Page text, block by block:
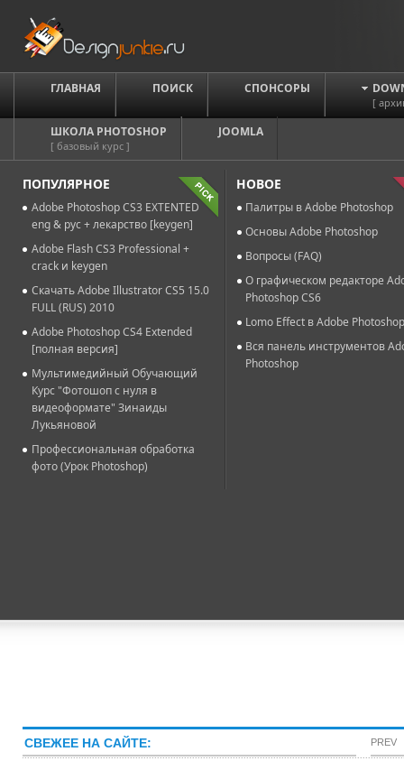
ГЛАВНАЯ ПОИСК СПОНСОРЫ
[
ШКОЛА PHOTOSHOP
[ базовый курс ]
JOOMLA
ПОПУЛЯРНОЕ
Adobe Photoshop CS3 EXTENTED
eng & рус + лекарство [keygen]
Adobe Flash CS3 Professional +
crack и keygen
Скачать Adobe Illustrator CS5 15.0
FULL (RUS) 2010
Adobe Photoshop CS4 Extended
[полная версия]
Мультимедийный Обучающий
Курс "Фотошоп с нуля в
видеоформате" Зинаиды
Лукьяновой
Профессиональная обработка
фото (Урок Photoshop)
НОВОЕ
Палитры в Adobe Photoshop
Основы Adobe Photoshop
Вопросы (FAQ)
О графическом редакторе
Photoshop CS6
Lomo Effect в Adobe
Вся панель инструментов
Photoshop
СВЕЖЕЕ НА САЙТЕ: PREV